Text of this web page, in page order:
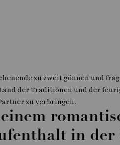
zu zweit gönnen und
der Traditionen und der
zu verbringen.
in der